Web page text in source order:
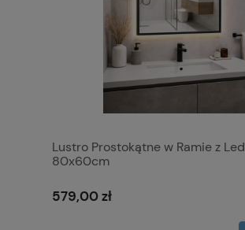
Lustro Prostokątne w Ramie z Led
80x60cm
579,00 zł